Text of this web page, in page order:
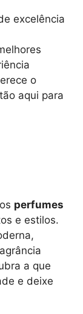
excelência
o
aqui para
perfumes
e estilos.
a que
e deixe